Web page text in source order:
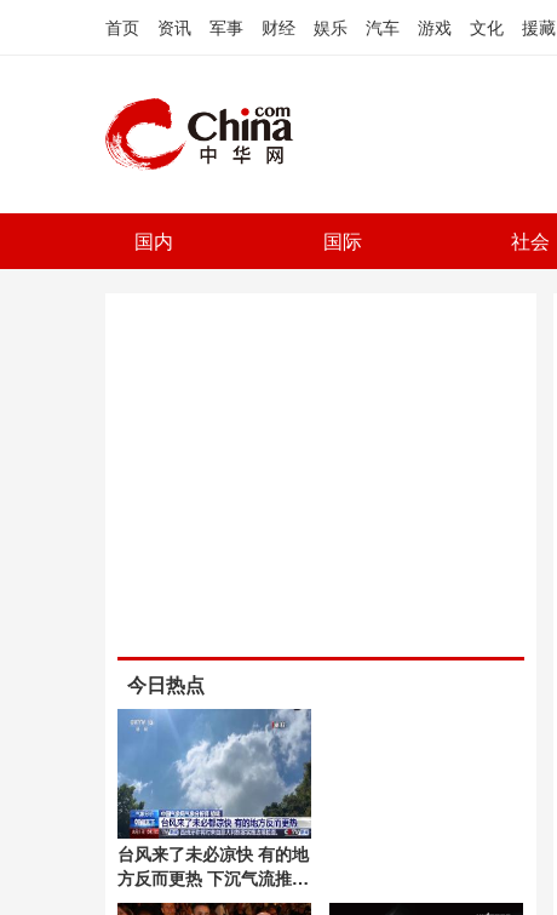
首页 资讯 军事 财经 娱乐 汽车 游戏 文化 援藏
国内 国际 社会
今日热点
台风来了未必凉快 有的地
方反而更热 下沉气流推高
温